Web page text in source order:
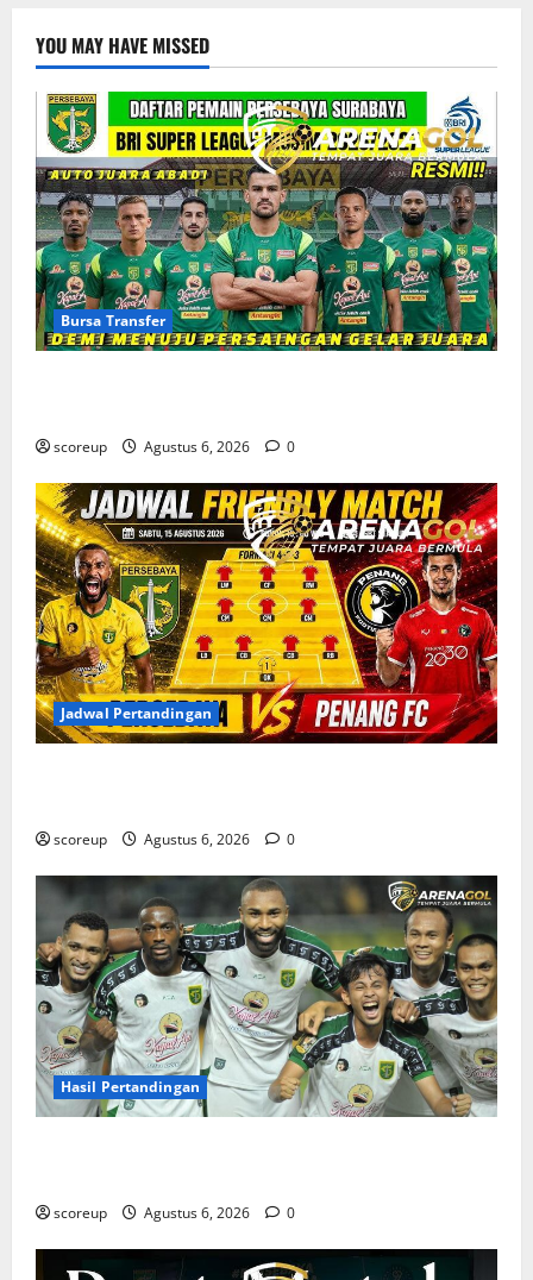
YOU MAY HAVE MISSED
Bursa Transfer
scoreup Agustus 6, 2026 0
Jadwal Pertandingan
scoreup Agustus 6, 2026 0
Hasil Pertandingan
scoreup Agustus 6, 2026 0